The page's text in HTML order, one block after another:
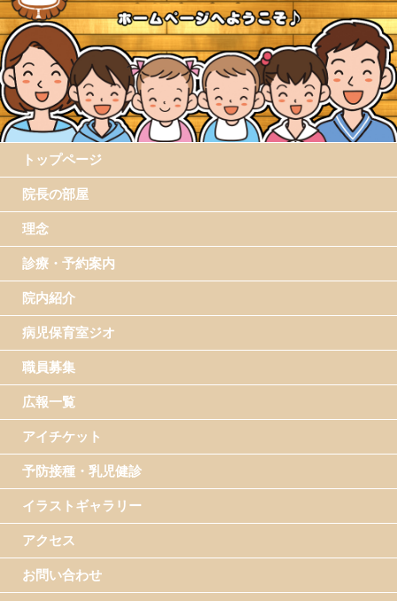
トップページ
院長の部屋
理念
診療・予約案内
院内紹介
病児保育室ジオ
職員募集
広報一覧
アイチケット
予防接種・乳児健診
イラストギャラリー
アクセス
お問い合わせ